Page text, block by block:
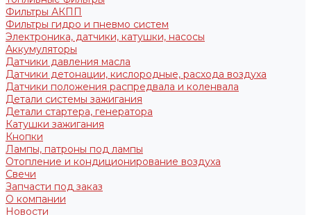
Фильтры АКПП
Фильтры гидро и пневмо систем
Электроника, датчики, катушки, насосы
Аккумуляторы
Датчики давления масла
Датчики детонации, кислородные, расхода воздуха
Датчики положения распредвала и коленвала
Детали системы зажигания
Детали стартера, генератора
Катушки зажигания
Кнопки
Лампы, патроны под лампы
Отопление и кондиционирование воздуха
Свечи
Запчасти под заказ
О компании
Новости